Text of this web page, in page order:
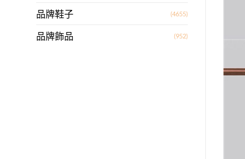
品牌鞋子 (4655)
品牌飾品 (952)